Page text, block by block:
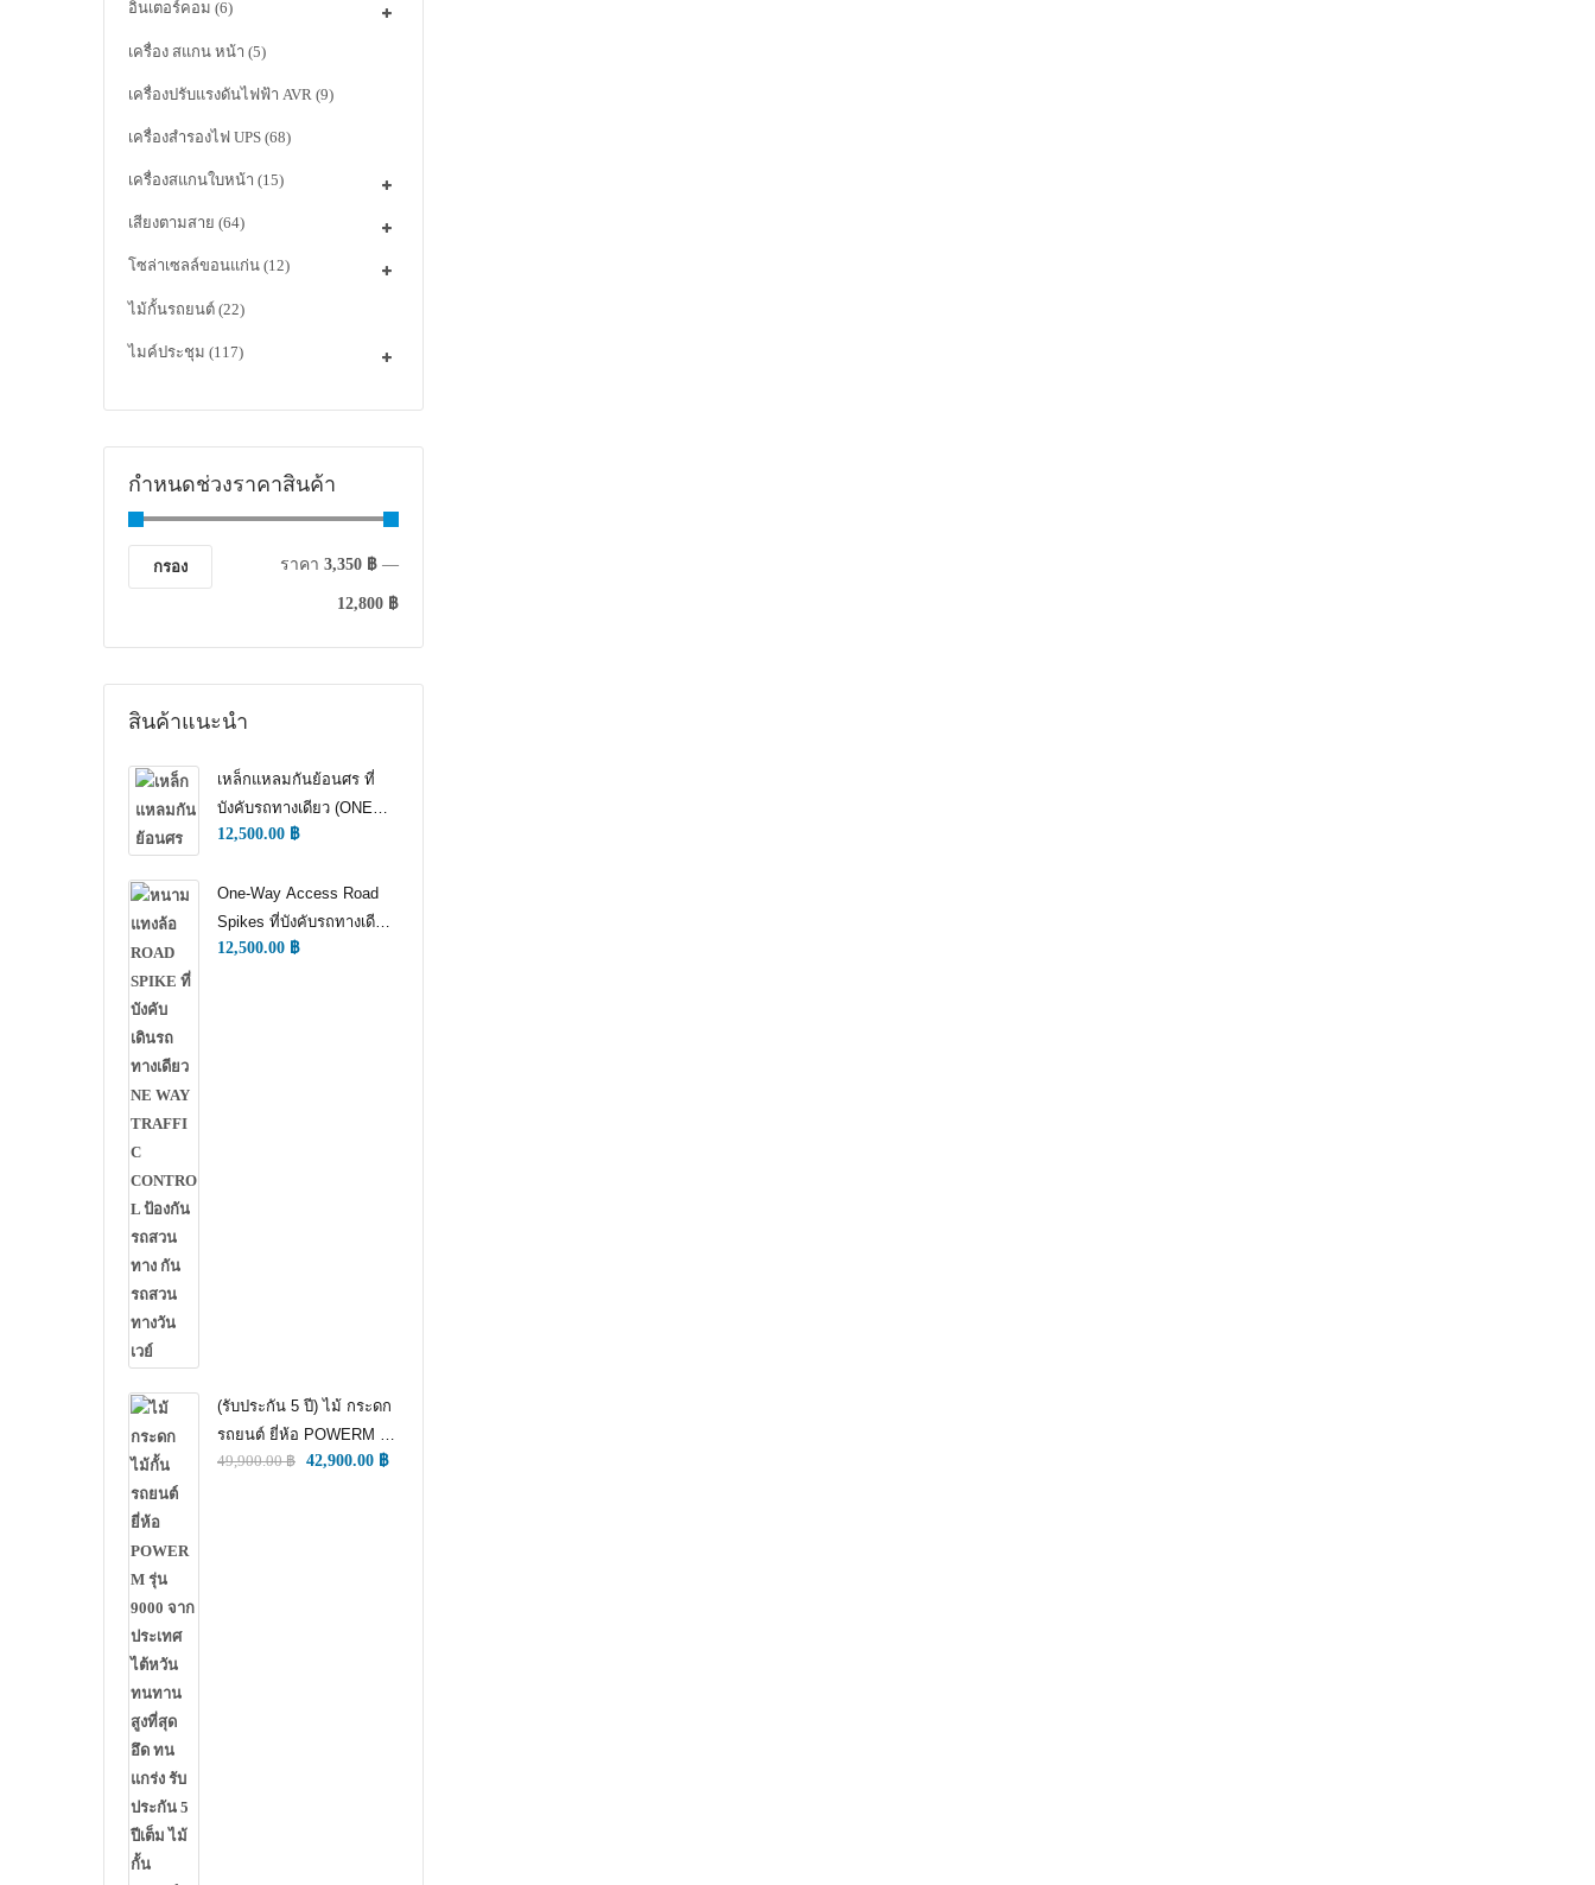
อินเตอร์คอม (6)
เครื่อง สแกน หน้า (5)
เครื่องปรับแรงดันไฟฟ้า AVR (9)
เครื่องสำรองไฟ UPS (68)
เครื่องสแกนใบหน้า (15)
เสียงตามสาย (64)
โซล่าเซลล์ขอนแก่น (12)
ไม้กั้นรถยนต์ (22)
ไมค์ประชุม (117)
กำหนดช่วงราคาสินค้า
กรอง ราคา 3,350 ฿ —
12,800 ฿
สินค้าแนะนำ
เหล็กแหลมกันย้อนศร ที่
บังคับรถทางเดียว (ONE
WAY TRAFFIC
12,500.00 ฿
One-Way Access Road
Spikes ที่บังคับรถทางเดียว
(ONE WAY TRAFFIC
12,500.00 ฿
(รับประกัน 5 ปี) ไม้ กระดก
รถยนต์ ยี่ห้อ POWERM รุ่น
9000 ทนทานสูงที่สุด อึด
49,900.00฿ 42,900.00 ฿